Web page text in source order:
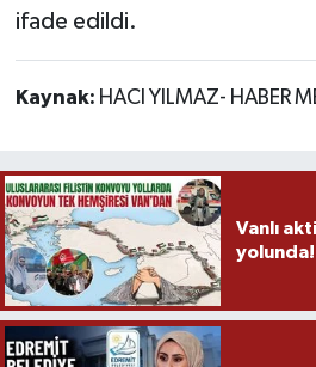
ifade edildi.
Kaynak: HACI YILMAZ- HABER
Vanlı
yolunda!